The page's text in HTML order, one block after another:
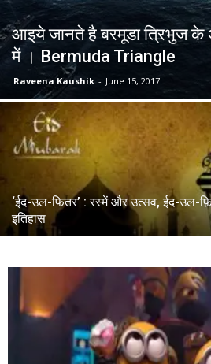
आइये जानते है बरमूडा त्रिभुज के
में । Bermuda Triangle
Raveena Kaushik - June 15, 2017
‘ईद-उल-फितर’ : रस्में और उत्सव, ईद-उल-
इतिहास